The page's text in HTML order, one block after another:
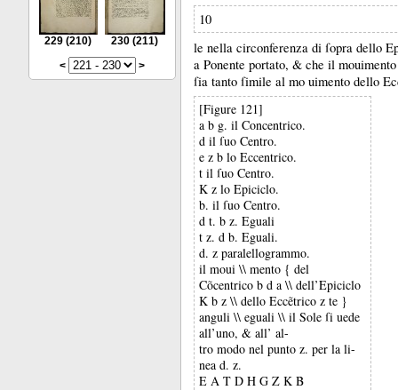
229 (210) 230 (211)
<
>
10
le nella circonferenza di ſopra dello
a Ponente portato, & che il
ſia tanto ſimile al mo uimento dello
[Figure 121]
a b g. il Concentrico.
d il ſuo Centro.
e z b lo Eccentrico.
t il ſuo Centro.
K z lo Epiciclo.
b. il ſuo Centro.
d t. b z. Eguali
t z. d b. Eguali.
d. z paralellogrammo.
il moui \\ mento { del
Cõcentrico b d a \\ dell’Epiciclo
K b z \\ dello Eccẽtrico z te }
anguli \\ eguali \\ il Sole ſi uede
all’uno, & all’ al-
tro modo nel punto z. per la li-
nea d. z.
E A T D H G Z K B